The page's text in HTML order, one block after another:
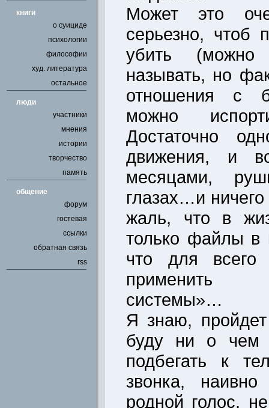
книги
о суициде
психологии
философии
худ. литература
остальное
люди
участники
мнения
истории
творчество
память
общение
форум
гостевая
ссылки
обратная связь
rss
Может это
серьезно, чтоб
убить
называть, но
отношения с
можно
Достаточно
движения, и
месяцами,
глазах…и
жаль, что в
только файлы
что для всего
применить
системы»…
Я знаю,
буду ни о чем
подбегать к
звонка,
родной голос,